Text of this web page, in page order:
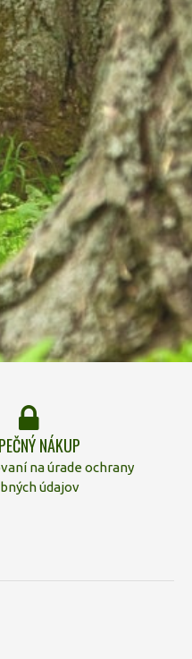
NÁKUP
na úrade ochrany
údajov